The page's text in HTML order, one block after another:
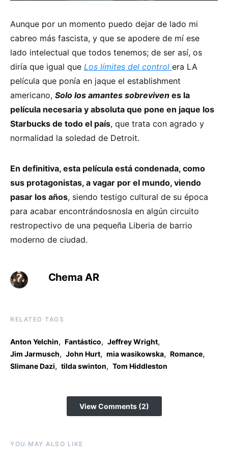
Aunque por un momento puedo dejar de lado mi
cabreo más fascista, y que se apodere de mí ese
lado intelectual que todos tenemos; de ser así, os
diría que igual que Los límites del control era LA
película que ponía en jaque el establishment
americano, Solo los amantes sobreviven es la
película necesaria y absoluta que pone en jaque los
Starbucks de todo el país, que trata con agrado y
normalidad la soledad de Detroit.
En definitiva, esta película está condenada, como
sus protagonistas, a vagar por el mundo, viendo
pasar los años, siendo testigo cultural de su época
para acabar encontrándosnosla en algún circuito
restropectivo de una pequeña Liberia de barrio
moderno de ciudad.
Chema AR
RELATED TAGS
Anton Yelchin, Fantástico, Jeffrey Wright,
Jim Jarmusch, John Hurt, mia wasikowska, Romance,
Slimane Dazi, tilda swinton, Tom Hiddleston
View Comments (2)
YOU MAY ALSO LIKE